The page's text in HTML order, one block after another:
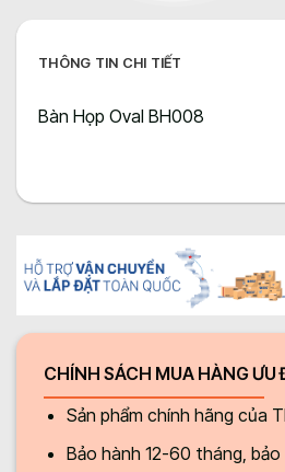
THÔNG TIN CHI TIẾT
Bàn Họp Oval BH008
CHÍNH SÁCH MUA HÀNG ƯU
Sản phẩm chính hãng của
Bảo hành 12-60 tháng,